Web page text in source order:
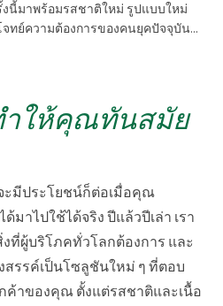
นี้มาพร้อมรสชาติใหม่ รูปแบบใหม่
ทย์ความต้องการของคนยุคปัจจุบัน...
ให้คุณทันสมัย
ะมีประโยชน์ก็ต่อเมื่อคุณ
มาไปใช้ได้จริง ปีแล้วปีเล่า เรา
ที่ผู้บริโภคทั่วโลกต้องการ และ
รรค์เป็นโซลูชันใหม่ ๆ ที่ตอบ
ค้าของคุณ ตั้งแต่รสชาติและเนื้อ